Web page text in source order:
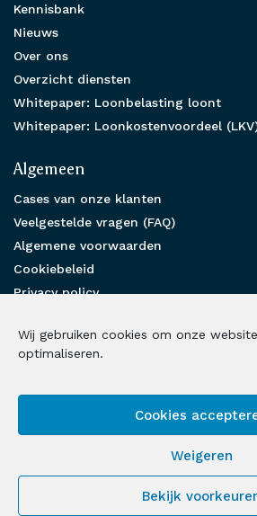
Wij gebruiken cookies om onze
optimaliseren.
Cookies
Weigeren
Bekijk
Kennisbank
Nieuws
Over ons
Overzicht diensten
Whitepaper: Loonbelasting loont
Whitepaper: Loonkostenvoordeel
Algemeen
Cases van onze klanten
Veelgestelde vragen (FAQ)
Algemene voorwaarden
Cookiebeleid
Privacy policy
Benieuwd hoe wij u kunnen
Volg ons op social media
© 2026 Loonbelasting Fiscalist | Alle